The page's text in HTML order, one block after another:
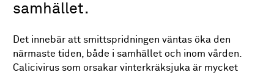
samhället.
Det innebär att smittspridningen väntas öka den
närmaste tiden, både i samhället och inom vården.
Calicivirus som orsakar vinterkräksjuka är mycket